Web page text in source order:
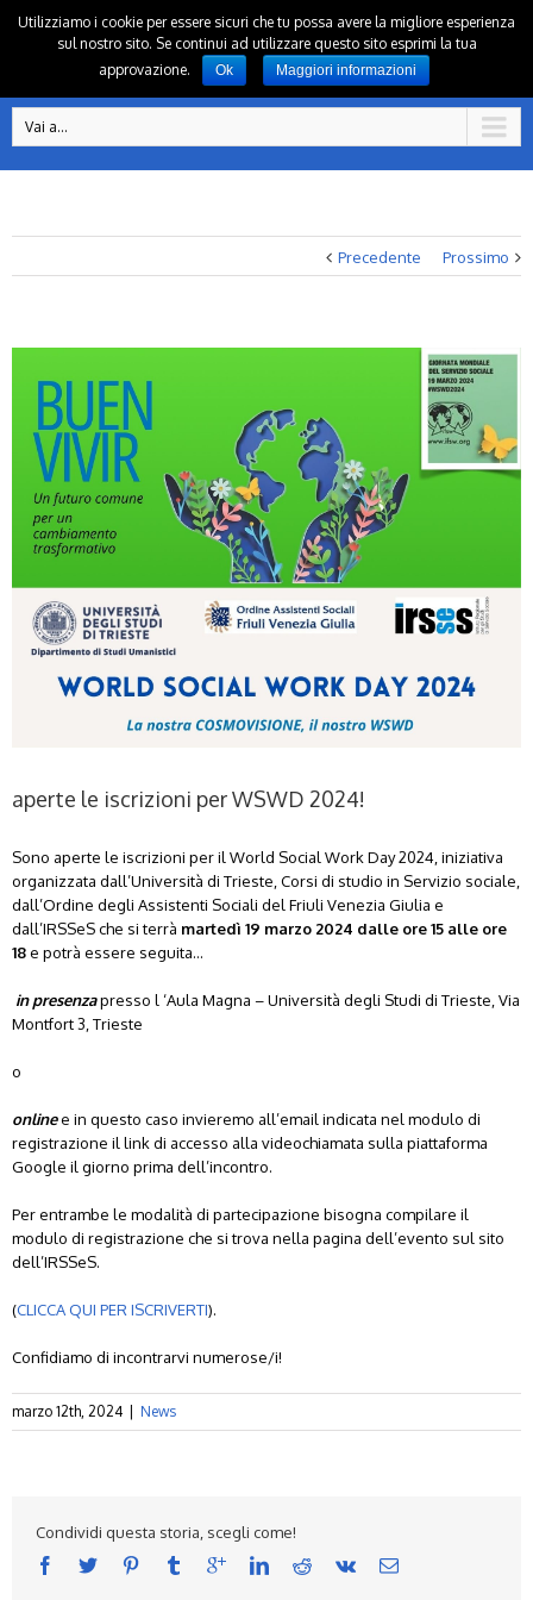
Vai a...
Precedente Prossimo
aperte le iscrizioni per WSWD 2024!
Sono aperte le iscrizioni per il World Social Work Day 2024, iniziativa
organizzata dall’Università di Trieste, Corsi di studio in Servizio sociale,
dall’Ordine degli Assistenti Sociali del Friuli Venezia Giulia e
dall’IRSSeS che si terrà martedì 19 marzo 2024 dalle ore 15 alle ore
18e potrà essere seguita…
in presenzapresso l ‘Aula Magna – Università degli Studi di Trieste, Via
Montfort 3, Trieste
o
onlinee in questo caso invieremo all’email indicata nel modulo di
registrazione il link di accesso alla videochiamata sulla piattaforma
Google il giorno prima dell’incontro.
Per entrambe le modalità di partecipazione bisogna compilare il
modulo di registrazione che si trova nella pagina dell’evento sul sito
dell’IRSSeS.
(CLICCA QUI PER ISCRIVERTI).
Confidiamo di incontrarvi numerose/i!
marzo 12th, 2024 | News
Condividi questa storia, scegli come!
Utilizziamo i cookie per essere sicuri che tu possa avere la migliore esperienza
sul nostro sito. Se continui ad utilizzare questo sito esprimi la tua
approvazione.
Ok Maggiori informazioni